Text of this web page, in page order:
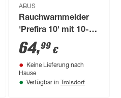
ABUS
Rauchwarnmelder
'Prefira 10' mit 10-
Jahresbatterie 3er-
Set
64,99 €
Keine Lieferung nach
Hause
Verfügbar in Troisdorf